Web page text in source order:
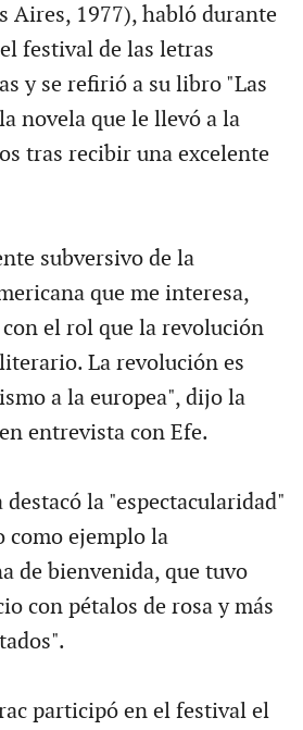
Aires, 1977), habló durante
festival de las letras
y se refirió a su libro "Las
novela que le llevó a la
tras recibir una excelente
subversivo de la
que me interesa,
el rol que la revolución
La revolución es
a la europea", dijo la
entrevista con Efe.
la "espectacularidad"
como ejemplo la
de bienvenida, que tuvo
con pétalos de rosa y más
participó en el festival el